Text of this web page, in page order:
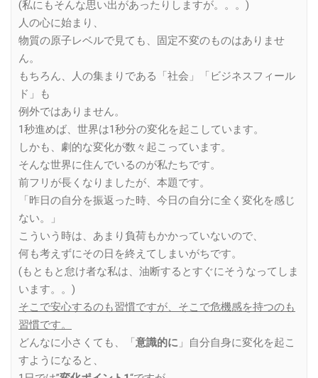
(私にもそんな思い出があったりしますが。。。)
人の心に始まり、
物質の原子レベルで見ても、固定不変のものはありませ
ん。
もちろん、人の集まりである「社会」「ビジネスフィール
ド」も
例外ではありません。
1秒進めば、世界は1秒分の変化を起こしています。
しかも、劇的な変化が数々起こっています。
そんな世界に住んでいるのが私たちです。
前フリが長くなりましたが、本題です。
「昨日の自分を振返った時、今日の自分に全く変化を感じ
ない。」
こういう時は、あまり負荷もかかっていないので、
何も考えずにその日を終えてしまいがちです。
(もともと怠け者な私は、油断するとすぐにそうなってしま
います。。)
そこで安心するのも習慣ですが、そこで危機感を持つのも
習慣です。
どんなに小さくても、「意識的に 」自分自身に変化を起こ
すようになると、